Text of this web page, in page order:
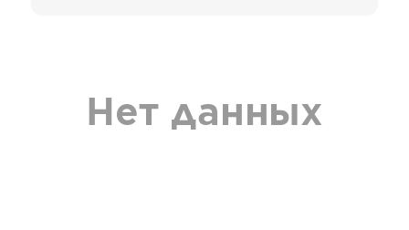
Нет данных